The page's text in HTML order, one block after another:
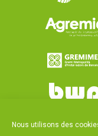
Nous utilisons des